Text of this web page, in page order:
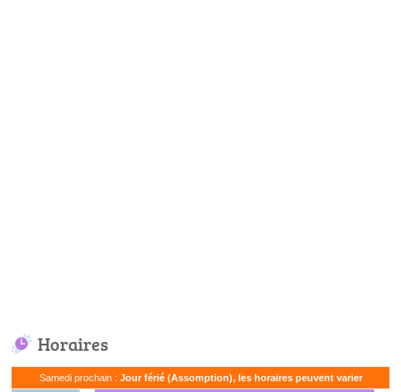
Horaires
Samedi prochain : Jour férié (Assomption), les horaires peuvent varier